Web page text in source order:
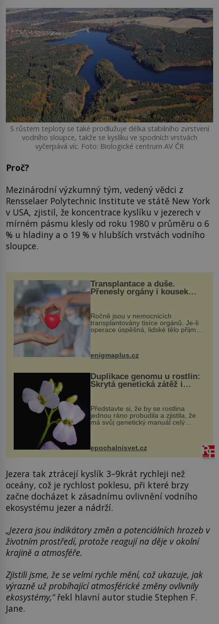
S růstem teploty se také prodlužuje délka stabilního zvrstvení
vodního sloupce, takže se kyslíku ve spodních vrstvách
vyčerpává víc. Foto: Biologické centrum AV ČR
Proč?
Mezinárodní výzkumný tým, vedený vědci z
Rensselaer Polytechnic Institute ve státě New York
v USA, zjistil, že koncentrace kyslíku v jezerech v
mírném pásmu klesly od roku 1980 v průměru o 6
% u hladiny a o 19 % v hlubších vrstvách vodního
sloupce.
Transplantace a duše.
Přenesly orgány i kousek
Ročně jsou v nemocnicích
transplantovány tisíce orgánů. Je-li
operace úspěšná, lidské tělo přijme
enigmaplus.cz
Duplikace genomu u rostlin:
Skrytá genetická zátěž i
Představte si, že by se rostlina
jednou ráno probudila a zjistila, že
má svůj genetický manuál celý
vstupenka...
epochalnisvet.cz
Jezera tak ztrácejí kyslík 3–9krát rychleji než
oceány, což je rychlost poklesu, při které brzy
začne docházet k zásadnímu ovlivnění vodního
ekosystému jezer a nádrží.
„Jezera jsou indikátory změn a potenciálních hrozeb v
životním prostředí, protože reagují na děje v okolní
krajině a atmosféře.
Zjistili jsme, že se velmi rychle mění, což ukazuje, jak
výrazně už probíhající atmosférické změny ovlivnily
ekosystémy,“řekl hlavní autor studie Stephen F.
Jane.